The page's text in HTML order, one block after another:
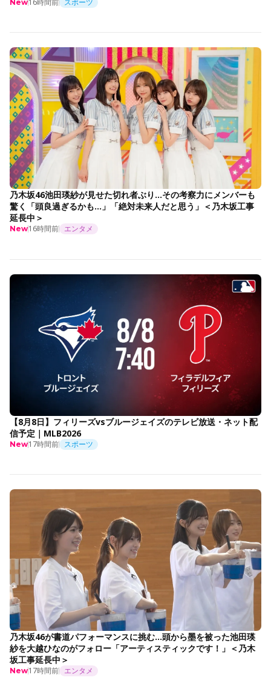
New
乃木坂46池田瑛紗が見せた切れ者ぶり…その考察力にメンバーも
驚く「頭良過ぎるかも…」「絶対未来人だと思う」＜乃木坂工事
延長中＞
New16時間前 エンタメ
【8月8日】フィリーズvsブルージェイズのテレビ放送・ネット配
信予定｜MLB2026
New17時間前 スポーツ
乃木坂46が書道パフォーマンスに挑む…頭から墨を被った池田瑛
紗を大越ひなのがフォロー「アーティスティックです！」＜乃木
坂工事延長中＞
New17時間前 エンタメ